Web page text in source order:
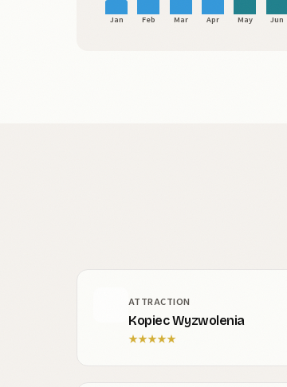
Jan Feb Mar Apr May Jun
ATTRACTION
Kopiec Wyzwolenia
★★★★★